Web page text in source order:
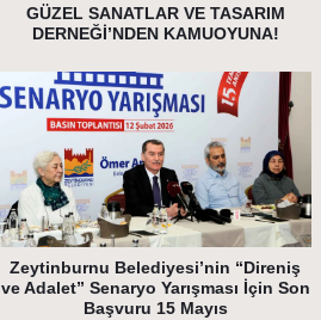
GÜZEL SANATLAR VE TASARIM
DERNEĞİ’NDEN KAMUOYUNA!
Zeytinburnu Belediyesi’nin “Direniş
ve Adalet” Senaryo Yarışması İçin Son
Başvuru 15 Mayıs